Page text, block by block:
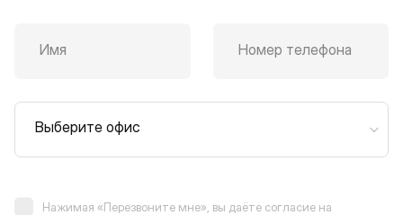
Имя Номер телефона
Выберите офис
Нажимая «Перезвоните мне», вы даёте согласие на